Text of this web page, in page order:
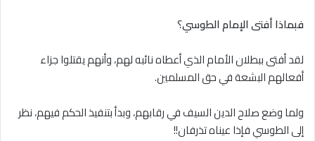
فبماذا أفتى الإمام الطوسي؟
لقد أفتى ببطلان الأمام الذي أعطاه نائبه لهم، وأنهم يقتلوا جزاء
أفعالهم البشعة في حق المسلمين.
ولما وضع صلاح الدين السيف في رقابهم، وبدأ بتنفيذ الحكم فيهم، نظر
إلى الطوسي فإذا عيناه تذرفان!!